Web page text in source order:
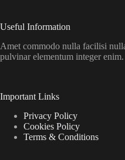
Useful Information
Amet commodo nulla facilisi
pulvinar elementum integer enim.
Important Links
Privacy Policy
Cookies Policy
Terms & Conditions